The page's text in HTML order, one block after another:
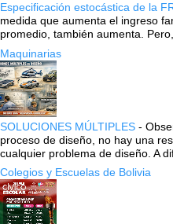
Especificación estocástica de la
medida que aumenta el ingreso
promedio, también aumenta.
Maquinarias
SOLUCIONES MÚLTIPLES -
proceso de diseño, no hay una
cualquier problema de diseño. A
Colegios y Escuelas de Bolivia